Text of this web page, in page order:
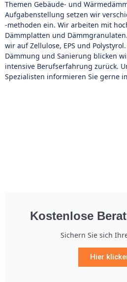
Themen Gebäude- und
Aufgabenstellung setzen wir
-methoden ein. Wir arbeiten mit
Dämmplatten und
wir auf Zellulose, EPS und
Dämmung und Sanierung blicken
intensive Berufserfahrung zurück.
Spezialisten informieren Sie gerne
Kostenlose
Sichern Sie sich
Hier